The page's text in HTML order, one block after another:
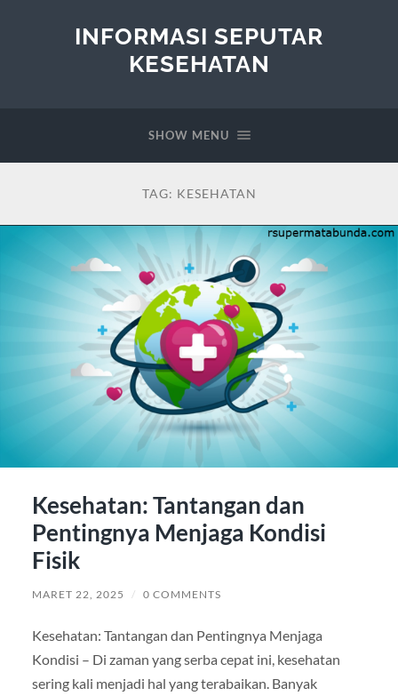
INFORMASI SEPUTAR
KESEHATAN
SHOW MENU
TAG: KESEHATAN
Kesehatan: Tantangan dan
Pentingnya Menjaga Kondisi
Fisik
MARET 22, 2025 / 0 COMMENTS
Kesehatan: Tantangan dan Pentingnya Menjaga
Kondisi – Di zaman yang serba cepat ini, kesehatan
sering kali menjadi hal yang terabaikan. Banyak